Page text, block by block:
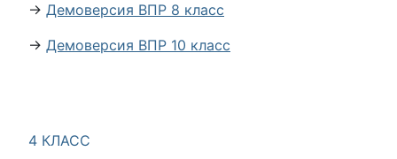
4 КЛАСС
→ Демоверсия ВПР 8 класс
→ Демоверсия ВПР 10 класс